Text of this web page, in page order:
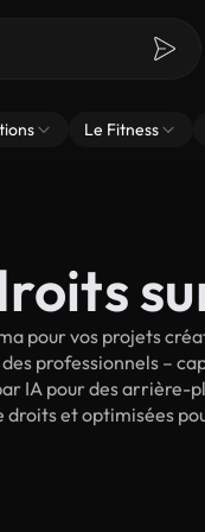
Le Fitness
pour vos projets
professionnels –
IA pour des arrière-
droits et optimisées